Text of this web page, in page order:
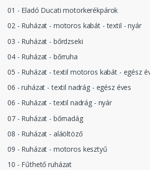
01 - Eladó Ducati motorkerékpárok
02 - Ruházat - motoros kabát - textil - nyár
03 - Ruházat - bőrdzseki
04 - Ruházat - bőrruha
05 - Ruházat - textil motoros kabát - egész
06 - ruházat - textil nadrág - egész éves
06 - Ruházat - textil nadrág - nyár
07 - Ruházat - bőrnadág
08 - Ruházat - aláöltöző
09 - Ruházat - motoros kesztyű
10 - Fűthető ruházat